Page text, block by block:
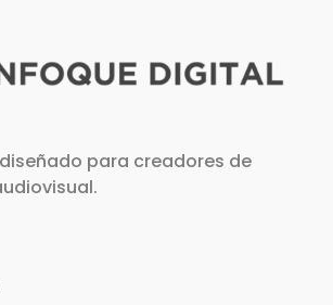
para creadores de